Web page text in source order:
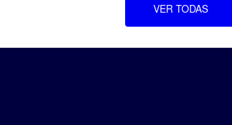
VER TODAS